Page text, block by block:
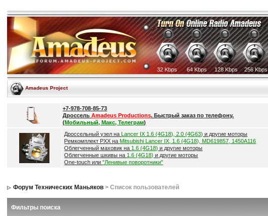
32 Kbps 64 Kbps 128 Kbps 256 Kbps
Amadeus Project
+7-978-708-85-73
ДроссельAmadeus Productions. Быстрый заказ по телефону.
(Мобильный, Макс, Телеграм)
Дроссельный узел на Lancer IX 1.6 (4G18), 2.0 (4G63) и другие моторы
Ремкомплект РХХ на Mitsubishi Lancer IX, 1.6 (4G18), MD619857, 1450A116
Облегченный маховик на 1.6 (4G18) и другие моторы
Облегченные шкивы на 1.6 (4G18) и другие моторы
One-touch или"Ленивые поворотники"
Форум Технических Маньяков > Список пользователей
Фильтры поиска